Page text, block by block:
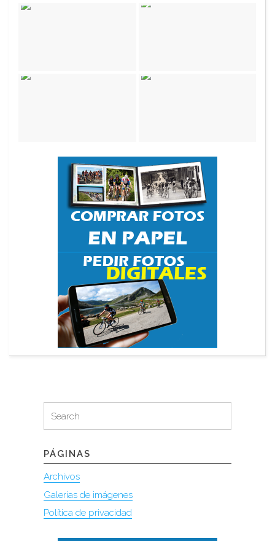
for:
Search
PÁGINAS
Archivos
Galerías de imágenes
Política de privacidad